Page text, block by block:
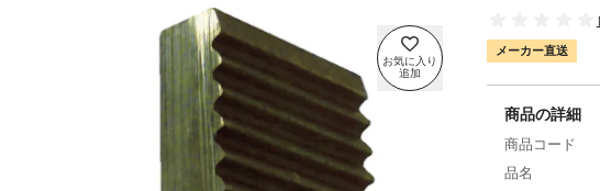
メーカー直送
商品の詳細
商品コード
品名